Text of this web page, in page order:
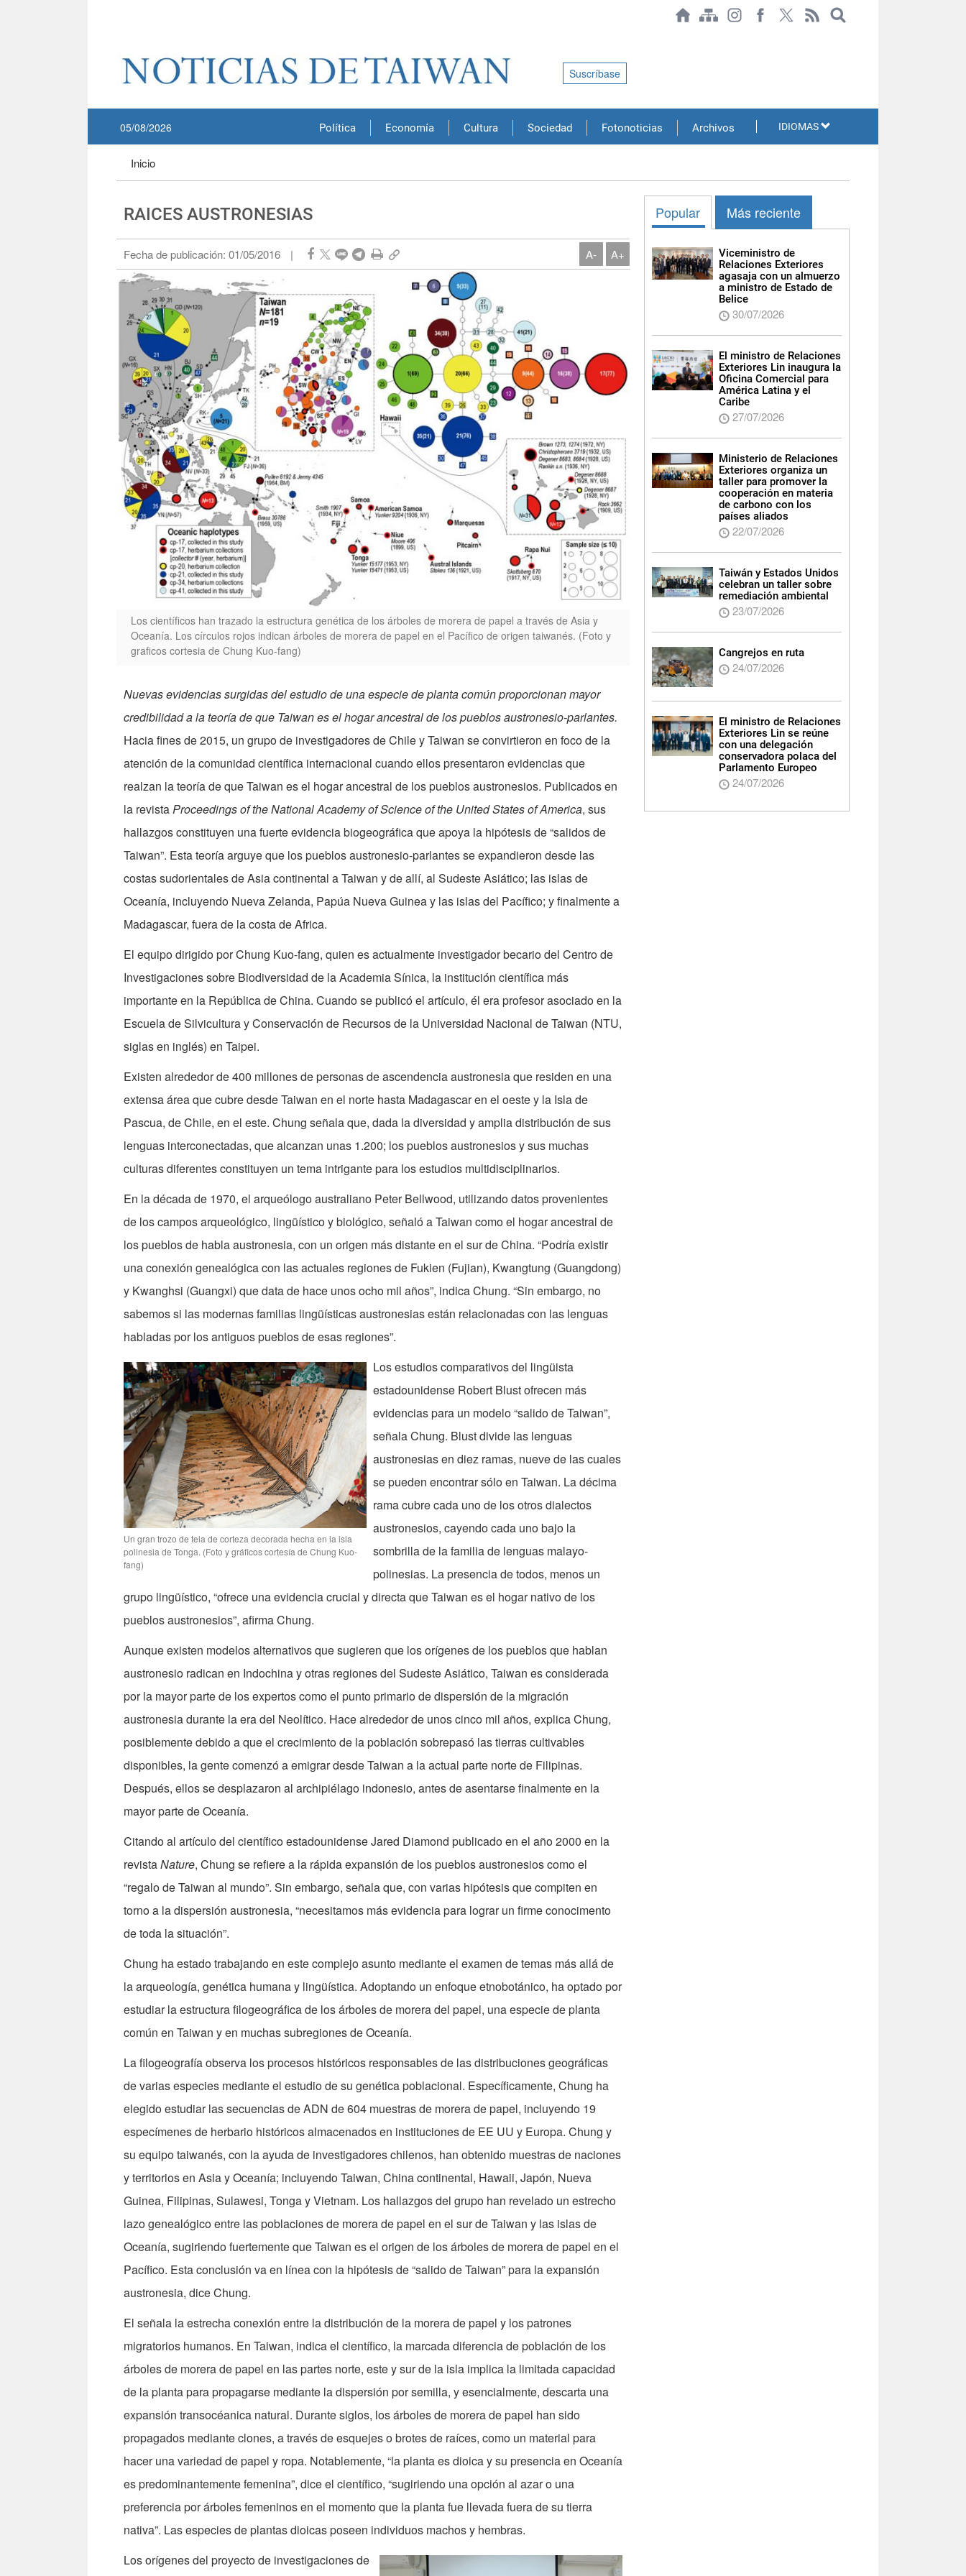
Política Economía Cultura Sociedad Fotonoticias Archivos
05/08/2026
Suscríbase
IDIOMAS
Inicio
RAICES AUSTRONESIAS
Fecha de publicación: 01/05/2016 | A- A+
Los científicos han trazado la estructura genética de los árboles de morera de papel a través de Asia y
Oceanía. Los círculos rojos indican árboles de morera de papel en el Pacífico de origen taiwanés. (Foto y
graficos cortesia de Chung Kuo-fang)
Nuevas evidencias surgidas del estudio de una especie de planta común proporcionan mayor
credibilidad a la teoría de que Taiwan es el hogar ancestral de los pueblos austronesio-parlantes.
Hacia fines de 2015, un grupo de investigadores de Chile y Taiwan se convirtieron en foco de la
atención de la comunidad científica internacional cuando ellos presentaron evidencias que
realzan la teoría de que Taiwan es el hogar ancestral de los pueblos austronesios. Publicados en
la revistaProceedings of the National Academy of Science of the United States of America, sus
hallazgos constituyen una fuerte evidencia biogeográfica que apoya la hipótesis de “salidos de
Taiwan”. Esta teoría arguye que los pueblos austronesio-parlantes se expandieron desde las
costas sudorientales de Asia continental a Taiwan y de allí, al Sudeste Asiático; las islas de
Oceanía, incluyendo Nueva Zelanda, Papúa Nueva Guinea y las islas del Pacífico; y finalmente a
Madagascar, fuera de la costa de Africa.
El equipo dirigido por Chung Kuo-fang, quien es actualmente investigador becario del Centro de
Investigaciones sobre Biodiversidad de la Academia Sínica, la institución científica más
importante en la República de China. Cuando se publicó el artículo, él era profesor asociado en la
Escuela de Silvicultura y Conservación de Recursos de la Universidad Nacional de Taiwan (NTU,
siglas en inglés) en Taipei.
Existen alrededor de 400 millones de personas de ascendencia austronesia que residen en una
extensa área que cubre desde Taiwan en el norte hasta Madagascar en el oeste y la Isla de
Pascua, de Chile, en el este. Chung señala que, dada la diversidad y amplia distribución de sus
lenguas interconectadas, que alcanzan unas 1.200; los pueblos austronesios y sus muchas
culturas diferentes constituyen un tema intrigante para los estudios multidisciplinarios.
En la década de 1970, el arqueólogo australiano Peter Bellwood, utilizando datos provenientes
de los campos arqueológico, lingüístico y biológico, señaló a Taiwan como el hogar ancestral de
los pueblos de habla austronesia, con un origen más distante en el sur de China. “Podría existir
una conexión genealógica con las actuales regiones de Fukien (Fujian), Kwangtung (Guangdong)
y Kwanghsi (Guangxi) que data de hace unos ocho mil años”, indica Chung. “Sin embargo, no
sabemos si las modernas familias lingüísticas austronesias están relacionadas con las lenguas
habladas por los antiguos pueblos de esas regiones”.
Un gran trozo de tela de corteza decorada hecha en la isla
polinesia de Tonga. (Foto y gráficos cortesía de Chung Kuo-
fang)
Los estudios comparativos del lingüista
estadounidense Robert Blust ofrecen más
evidencias para un modelo “salido de Taiwan”,
señala Chung. Blust divide las lenguas
austronesias en diez ramas, nueve de las cuales
se pueden encontrar sólo en Taiwan. La décima
rama cubre cada uno de los otros dialectos
austronesios, cayendo cada uno bajo la
sombrilla de la familia de lenguas malayo-
polinesias. La presencia de todos, menos un
grupo lingüístico, “ofrece una evidencia crucial y directa que Taiwan es el hogar nativo de los
pueblos austronesios”, afirma Chung.
Aunque existen modelos alternativos que sugieren que los orígenes de los pueblos que hablan
austronesio radican en Indochina y otras regiones del Sudeste Asiático, Taiwan es considerada
por la mayor parte de los expertos como el punto primario de dispersión de la migración
austronesia durante la era del Neolítico. Hace alrededor de unos cinco mil años, explica Chung,
posiblemente debido a que el crecimiento de la población sobrepasó las tierras cultivables
disponibles, la gente comenzó a emigrar desde Taiwan a la actual parte norte de Filipinas.
Después, ellos se desplazaron al archipiélago indonesio, antes de asentarse finalmente en la
mayor parte de Oceanía.
Citando al artículo del científico estadounidense Jared Diamond publicado en el año 2000 en la
revistaNature, Chung se refiere a la rápida expansión de los pueblos austronesios como el
“regalo de Taiwan al mundo”. Sin embargo, señala que, con varias hipótesis que compiten en
torno a la dispersión austronesia, “necesitamos más evidencia para lograr un firme conocimento
de toda la situación”.
Chung ha estado trabajando en este complejo asunto mediante el examen de temas más allá de
la arqueología, genética humana y lingüística. Adoptando un enfoque etnobotánico, ha optado por
estudiar la estructura filogeográfica de los árboles de morera del papel, una especie de planta
común en Taiwan y en muchas subregiones de Oceanía.
La filogeografía observa los procesos históricos responsables de las distribuciones geográficas
de varias especies mediante el estudio de su genética poblacional. Específicamente, Chung ha
elegido estudiar las secuencias de ADN de 604 muestras de morera de papel, incluyendo 19
especímenes de herbario históricos almacenados en instituciones de EE UU y Europa. Chung y
su equipo taiwanés, con la ayuda de investigadores chilenos, han obtenido muestras de naciones
y territorios en Asia y Oceanía; incluyendo Taiwan, China continental, Hawaii, Japón, Nueva
Guinea, Filipinas, Sulawesi, Tonga y Vietnam. Los hallazgos del grupo han revelado un estrecho
lazo genealógico entre las poblaciones de morera de papel en el sur de Taiwan y las islas de
Oceanía, sugiriendo fuertemente que Taiwan es el origen de los árboles de morera de papel en el
Pacífico. Esta conclusión va en línea con la hipótesis de “salido de Taiwan” para la expansión
austronesia, dice Chung.
El señala la estrecha conexión entre la distribución de la morera de papel y los patrones
migratorios humanos. En Taiwan, indica el científico, la marcada diferencia de población de los
árboles de morera de papel en las partes norte, este y sur de la isla implica la limitada capacidad
de la planta para propagarse mediante la dispersión por semilla, y esencialmente, descarta una
expansión transocéanica natural. Durante siglos, los árboles de morera de papel han sido
propagados mediante clones, a través de esquejes o brotes de raíces, como un material para
hacer una variedad de papel y ropa. Notablemente, “la planta es dioica y su presencia en Oceanía
es predominantemente femenina”, dice el científico, “sugiriendo una opción al azar o una
preferencia por árboles femeninos en el momento que la planta fue llevada fuera de su tierra
nativa”. Las especies de plantas dioicas poseen individuos machos y hembras.
Los orígenes del proyecto de investigaciones de
Popular Más reciente
Viceministro de
Relaciones Exteriores
agasaja con un almuerzo
a ministro de Estado de
Belice
30/07/2026
El ministro de Relaciones
Exteriores Lin inaugura la
Oficina Comercial para
América Latina y el
Caribe
27/07/2026
Ministerio de Relaciones
Exteriores organiza un
taller para promover la
cooperación en materia
de carbono con los
países aliados
22/07/2026
Taiwán y Estados Unidos
celebran un taller sobre
remediación ambiental
23/07/2026
Cangrejos en ruta
24/07/2026
El ministro de Relaciones
Exteriores Lin se reúne
con una delegación
conservadora polaca del
Parlamento Europeo
24/07/2026